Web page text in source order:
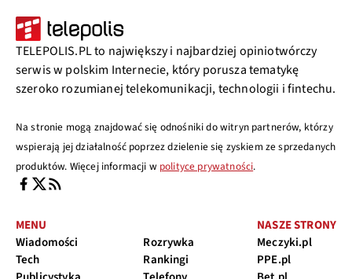
TELEPOLIS.PL to największy i najbardziej opiniotwórczy
serwis w polskim Internecie, który porusza tematykę
szeroko rozumianej telekomunikacji, technologii i fintechu.
Na stronie mogą znajdować się odnośniki do witryn partnerów, którzy
wspierają jej działalność poprzez dzielenie się zyskiem ze sprzedanych
produktów. Więcej informacji w polityce prywatności.
MENU
Wiadomości
Tech
Rozrywka
Rankingi
NASZE STRONY
Meczyki.pl
PPE.pl